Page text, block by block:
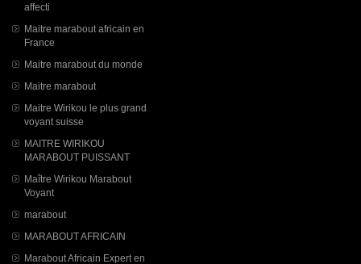
affecti
Maitre marabout africain en
France
Maitre marabout du monde
Maitre marabout
Maitre Wirikou le plus grand
voyant suisse
MAITRE WIRIKOU
MARABOUT PUISSANT
Maître Wirikou Marabout
Voyant
marabout
MARABOUT AFRICAIN
Marabout Africain Expert en